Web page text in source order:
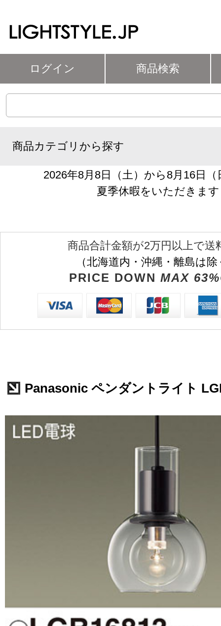
ログイン 商品検索
商品カテゴリから探す
2026年8月8日（土）から8月16日
夏季休暇をいただきます
商品合計金額が2万円以上で送
（北海道内・沖縄・離島は
PRICE DOWN MAX
Panasonic ペンダントライト